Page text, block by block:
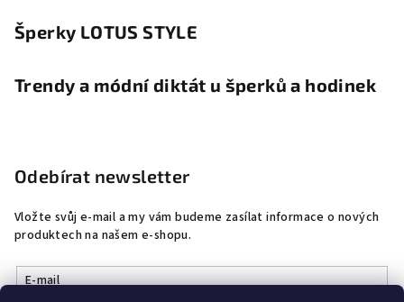
Šperky LOTUS STYLE
Trendy a módní diktát u šperků a hodinek
Odebírat newsletter
Vložte svůj e-mail a my vám budeme zasílat informace o nových
produktech na našem e-shopu.
E-mail